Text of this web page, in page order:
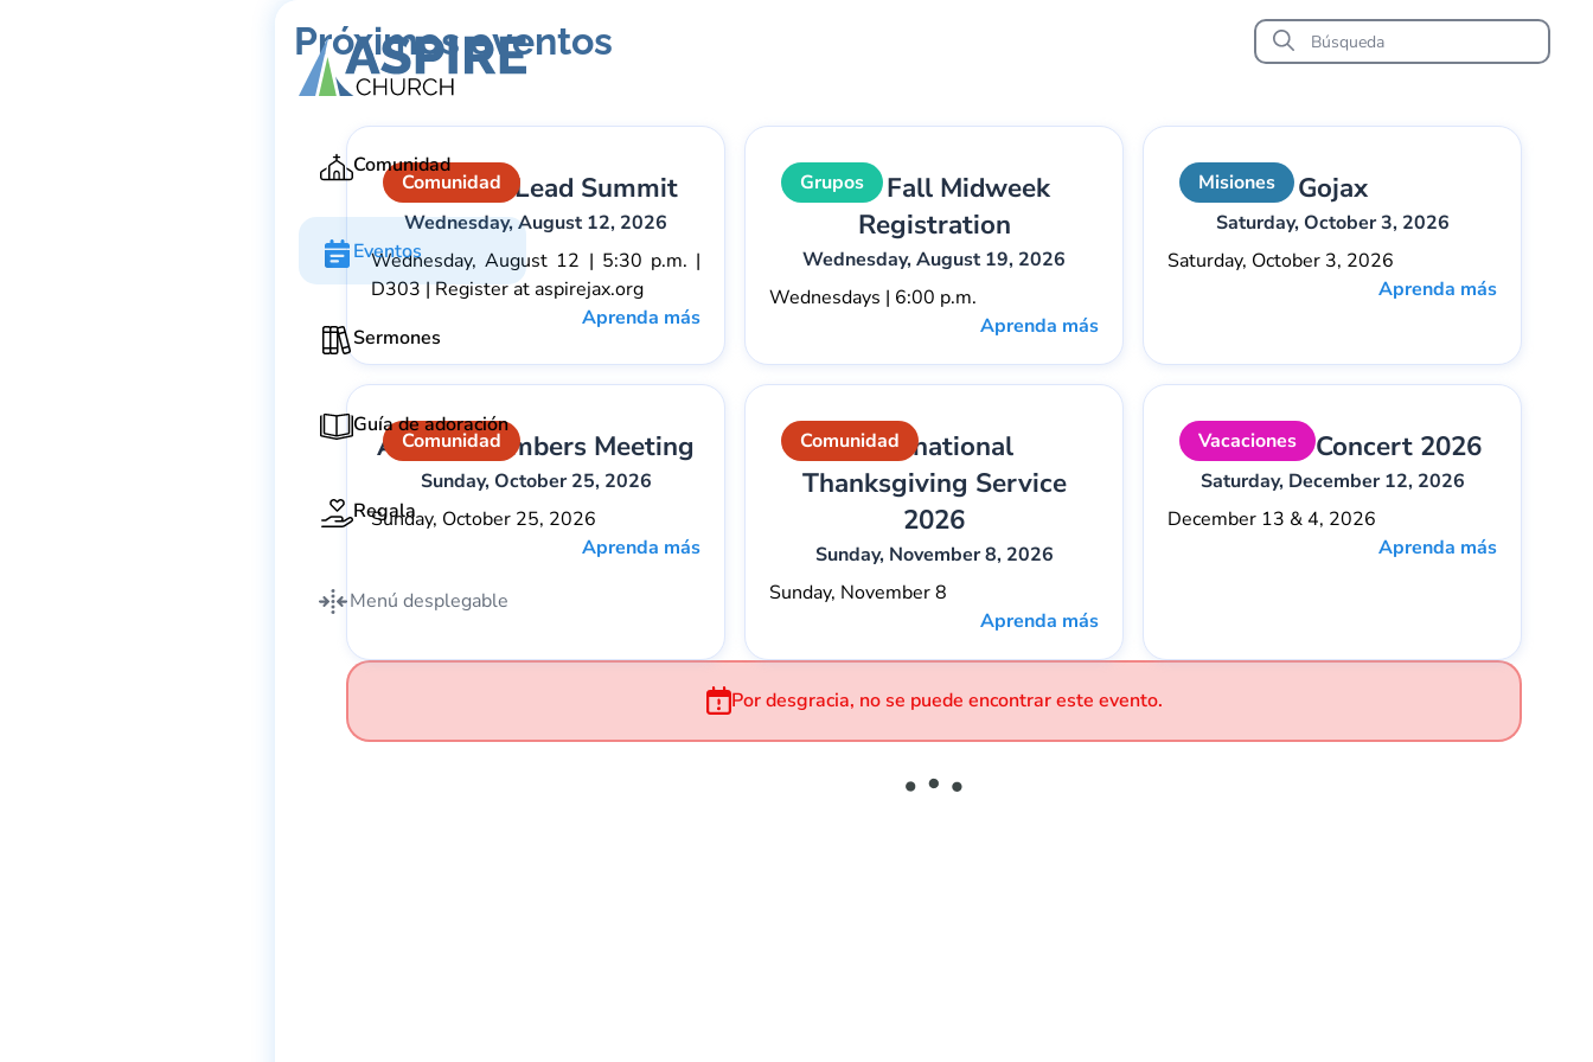
Comunidad
Eventos
Sermones
Guía de adoración
Regala
Menú desplegable
Próximos eventos
Comunidad
Aspire to Lead Summit
Wednesday, August 12, 2026
Wednesday, August 12 | 5:30 p.m. |
D303 | Register at aspirejax.org
Aprenda más
Grupos
2026 Fall Midweek
Registration
Wednesday, August 19, 2026
Wednesdays | 6:00 p.m.
Aprenda más
Misiones Gojax
Saturday, October 3, 2026
Saturday, October 3, 2026
Aprenda más
Comunidad
Annual Members Meeting
Sunday, October 25, 2026
Sunday, October 25, 2026
Aprenda más
ComunidadInternational
Thanksgiving Service
2026
Sunday, November 8, 2026
Sunday, November 8
Aprenda más
Vacaciones
Christmas Concert 2026
Saturday, December 12, 2026
December 13 & 4, 2026
Aprenda más
Por desgracia, no se puede encontrar este evento.